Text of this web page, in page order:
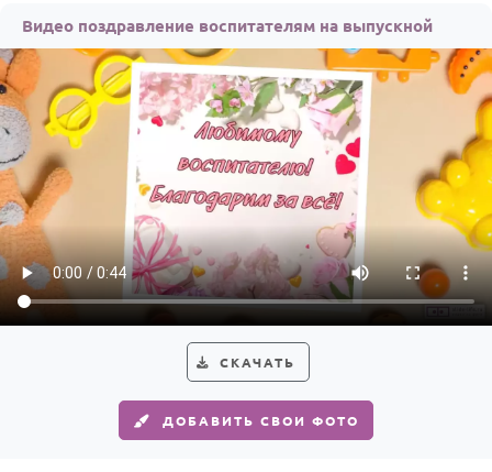
Видео поздравление воспитателям на выпускной
СКАЧАТЬ
ДОБАВИТЬ СВОИ ФОТО